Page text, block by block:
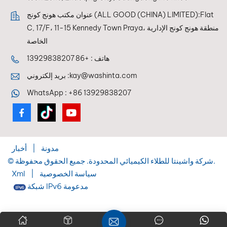
عنوان مكتب هونج كونج (ALL GOOD (CHINA) LIMITED):Flat
C, 17/F، 11-15 Kennedy Town Praya، منطقة هونج كونج الإدارية
الخاصة
هاتف : +86 13929838207
بريد إلكتروني :kay@washinta.com
WhatsApp : +86 13929838207
مدونة
أخبار
© شركة واشينتا للطلاء الكيميائي المحدودة. جميع الحقوق محفوظة.
Xml
سياسة الخصوصية
شبكة IPv6 مدعومة